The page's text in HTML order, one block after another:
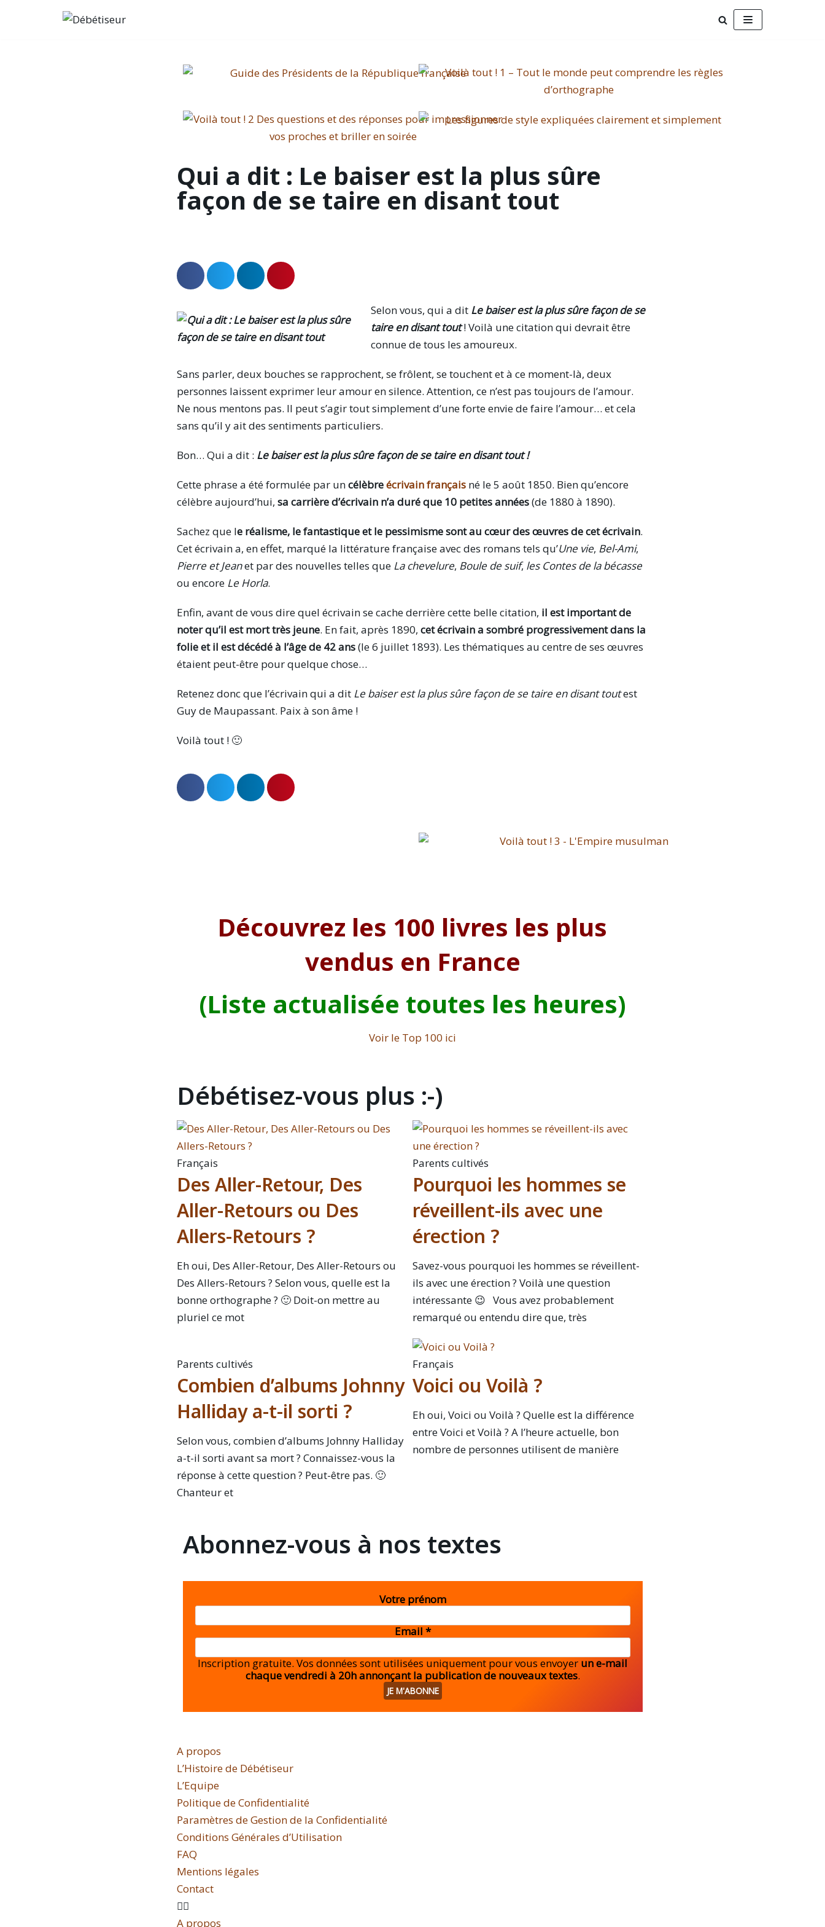
Qui a dit : Le baiser est la plus sûre
façon de se taire en disant tout
Selon vous, qui a ditLe baiser est la plus sûre façon de se
taire en disant tout! Voilà une citation qui devrait être
connue de tous les amoureux.
Sans parler, deux bouches se rapprochent, se frôlent, se touchent et à ce moment-là, deux
personnes laissent exprimer leur amour en silence. Attention, ce n’est pas toujours de l’amour.
Ne nous mentons pas. Il peut s’agir tout simplement d’une forte envie de faire l’amour… et cela
sans qu’il y ait des sentiments particuliers.
Bon… Qui a dit : Le baiser est la plus sûre façon de se taire en disant tout!
Cette phrase a été formulée par uncélèbreécrivain françaisné le 5 août 1850. Bien qu’encore
célèbre aujourd’hui, sa carrière d’écrivain n’a duré que 10 petites années(de 1880 à 1890).
Sachez que le réalisme, le fantastique et le pessimisme sont au cœur des œuvres de cet écrivain.
Cet écrivain a, en effet, marqué la littérature française avec des romans tels qu’Une vie, Bel-Ami,
Pierre et Jeanet par des nouvelles telles que La chevelure, Boule de suif, les Contes de la bécasse
ou encore Le Horla.
Enfin, avant de vous dire quel écrivain se cache derrière cette belle citation, il est important de
noter qu’il est mort très jeune. En fait, après 1890, cet écrivain a sombré progressivement dans la
folie et il est décédé à l’âge de 42 ans(le 6 juillet 1893). Les thématiques au centre de ses œuvres
étaient peut-être pour quelque chose…
Retenez donc que l’écrivain qui a dit Le baiser est la plus sûre façon de se taire en disant toutest
Guy de Maupassant. Paix à son âme !
Voilà tout ! 🙂
Découvrez les 100 livres les plus
vendus en France
(Liste actualisée toutes les heures)
Voir le Top 100 ici
Débétisez-vous plus :-)
Français
Des Aller-Retour, Des
Aller-Retours ou Des
Allers-Retours ?
Eh oui, Des Aller-Retour, Des Aller-Retours ou
Des Allers-Retours ? Selon vous, quelle est la
bonne orthographe ? 🙂 Doit-on mettre au
pluriel ce mot
Parents cultivés
Pourquoi les hommes se
réveillent-ils avec une
érection ?
Savez-vous pourquoi les hommes se réveillent-
ils avec une érection ? Voilà une question
intéressante 😉 Vous avez probablement
remarqué ou entendu dire que, très
Parents cultivés
Combien d’albums Johnny
Halliday a-t-il sorti ?
Selon vous, combien d’albums Johnny Halliday
a-t-il sorti avant sa mort ? Connaissez-vous la
réponse à cette question ? Peut-être pas. 🙂
Chanteur et
Français
Voici ou Voilà ?
Eh oui, Voici ou Voilà ? Quelle est la différence
entre Voici et Voilà ? A l’heure actuelle, bon
nombre de personnes utilisent de manière
Abonnez-vous à nos textes
Votre prénom
Email *
Inscription gratuite. Vos données sont utilisées uniquement pour vous envoyer un e-mail
chaque vendredi à 20h annonçant la publication de nouveaux textes.
A propos
L’Histoire de Débétiseur
L’Equipe
Politique de Confidentialité
Paramètres de Gestion de la Confidentialité
Conditions Générales d’Utilisation
FAQ
Mentions légales
Contact
A propos